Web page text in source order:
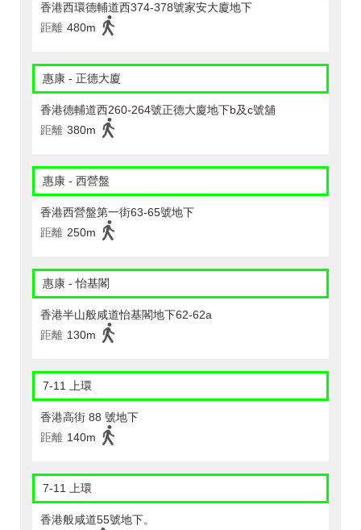
香港西環德輔道西374-378號家安大廈地下
距離 480m
惠康 - 正德大廈
香港德輔道西260-264號正德大廈地下b及c號舖
距離 380m
惠康 - 西營盤
香港西營盤第一街63-65號地下
距離 250m
惠康 - 怡基閣
香港半山般咸道怡基閣地下62-62a
距離 130m
7-11 上環
香港高街 88 號地下
距離 140m
7-11 上環
香港般咸道55號地下。